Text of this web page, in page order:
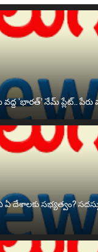
‘భారత్’ నేమ్ ప్లేట్‌.. పేరు
ఏ దేశాలకు సభ్యత్వం?